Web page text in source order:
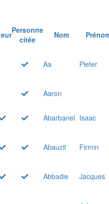
Personne
citée
Nom
Aa Pieter
Aaron
Abarbanel Isaac
Abauzit
Firmin
Abbadie
Jacques